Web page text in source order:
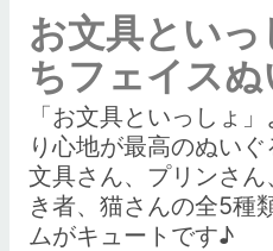
お文具といっ
ちフェイス
「お文具といっしょ
り心地が最高のぬい
文具さん、プリンさ
き者、猫さんの全5種
ムがキュートです♪